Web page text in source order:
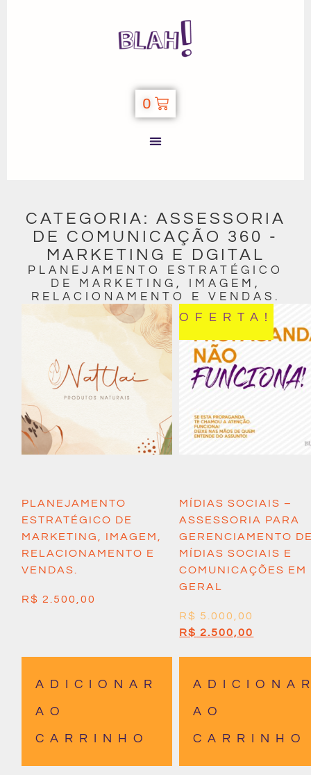
0
CATEGORIA: ASSESSORIA
DE COMUNICAÇÃO 360 -
MARKETING E DGITAL
PLANEJAMENTO ESTRATÉGICO
DE MARKETING, IMAGEM,
RELACIONAMENTO E VENDAS.
PLANEJAMENTO
ESTRATÉGICO DE
MARKETING, IMAGEM,
RELACIONAMENTO E
VENDAS.
R$ 2.500,00
ADICIONAR
AO
CARRINHO
OFERTA!
MÍDIAS SOCIAIS –
ASSESSORIA PARA
GERENCIAMENTO
MÍDIAS SOCIAIS E
COMUNICAÇÕES EM
GERAL
R$ 5.000,00
R$ 2.500,00
AO
CARRINHO